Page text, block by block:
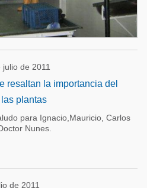
de 2011
resaltan la importancia del
plantas
para Ignacio,Mauricio, Carlos
Nunes.
de 2011